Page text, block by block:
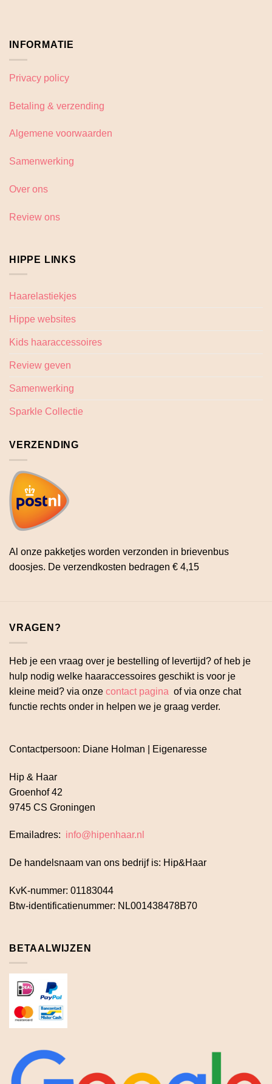
INFORMATIE
Privacy policy
Betaling & verzending
Algemene voorwaarden
Samenwerking
Over ons
Review ons
HIPPE LINKS
Haarelastiekjes
Hippe websites
Kids haaraccessoires
Review geven
Samenwerking
Sparkle Collectie
VERZENDING
Al onze pakketjes worden verzonden in brievenbus
doosjes. De verzendkosten bedragen € 4,15
VRAGEN?
Heb je een vraag over je bestelling of levertijd? of heb je
hulp nodig welke haaraccessoires geschikt is voor je
kleine meid? via onze contact pagina of via onze chat
functie rechts onder in helpen we je graag verder.
Contactpersoon: Diane Holman | Eigenaresse
Hip & Haar
Groenhof 42
9745 CS Groningen
Emailadres: info@hipenhaar.nl
De handelsnaam van ons bedrijf is: Hip&Haar
KvK-nummer: 01183044
Btw-identificatienummer: NL001438478B70
BETAALWIJZEN